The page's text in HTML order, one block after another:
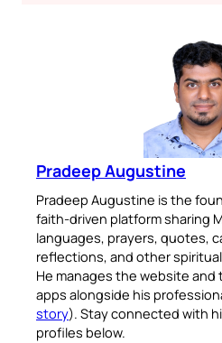
Pradeep Augustine
Pradeep Augustine is the
faith-driven platform sharing
languages, prayers, quotes,
reflections, and other
He manages the website and
apps alongside his
story). Stay connected with
profiles below.